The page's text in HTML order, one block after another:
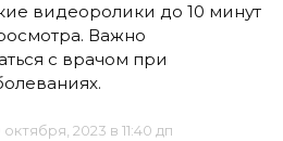
видеоролики до 10 минут
Важно
с врачом при
октября, 2023 в 11:40 дп